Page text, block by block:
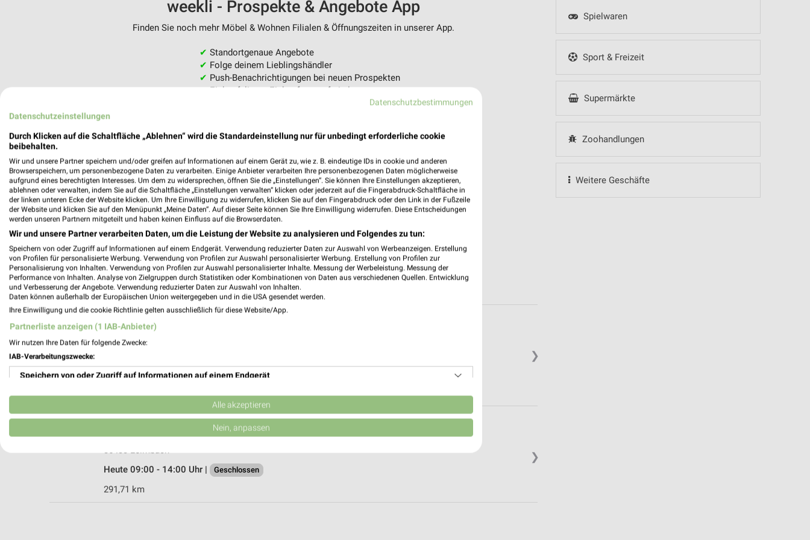
Spielwaren
Sport & Freizeit
Supermärkte
Zoohandlungen
Weitere Geschäfte
weekli - Prospekte & Angebote App
Finden Sie noch mehr Möbel & Wohnen Filialen & Öffnungszeiten in unserer App.
✔ Standortgenaue Angebote
✔ Folge deinem Lieblingshändler
✔ Push-Benachrichtigungen bei neuen Prospekten
✔Einkaufsliste - Einkauf stressfrei planen
❯
JYSK Bad Salzungen
36433 Bad Salzungen
Heute 09:30 - 18:00 Uhr | Geschlossen
❯
Salzunger Str. 115 A
36433 Leimbach
Heute 09:00 - 14:00 Uhr |
Geschlossen
291,71 km
Datenschutzbestimmungen
Datenschutzeinstellungen
Durch Klicken auf die Schaltfläche „Ablehnen“ wird die Standardeinstellung nur für unbedingt erforderliche cookie
beibehalten.
Wir und unsere Partner speichern und/oder greifen auf Informationen auf einem Gerät zu, wie z. B. eindeutige IDs in cookie und anderen
Browserspeichern, um personenbezogene Daten zu verarbeiten. Einige Anbieter verarbeiten Ihre personenbezogenen Daten möglicherweise
aufgrund eines berechtigten Interesses. Um dem zu widersprechen, öffnen Sie die „Einstellungen“. Sie können Ihre Einstellungen akzeptieren,
ablehnen oder verwalten, indem Sie auf die Schaltfläche „Einstellungen verwalten“ klicken oder jederzeit auf die Fingerabdruck-Schaltfläche in
der linken unteren Ecke der Website klicken. Um Ihre Einwilligung zu widerrufen, klicken Sie auf den Fingerabdruck oder den Link in der Fußzeile
der Website und klicken Sie auf den Menüpunkt „Meine Daten“. Auf dieser Seite können Sie Ihre Einwilligung widerrufen. Diese Entscheidungen
werden unseren Partnern mitgeteilt und haben keinen Einfluss auf die Browserdaten.
Wir und unsere Partner verarbeiten Daten, um die Leistung der Website zu analysieren und Folgendes zu tun:
Speichern von oder Zugriff auf Informationen auf einem Endgerät. Verwendung reduzierter Daten zur Auswahl von Werbeanzeigen. Erstellung
von Profilen für personalisierte Werbung. Verwendung von Profilen zur Auswahl personalisierter Werbung. Erstellung von Profilen zur
Personalisierung von Inhalten. Verwendung von Profilen zur Auswahl personalisierter Inhalte. Messung der Werbeleistung. Messung der
Performance von Inhalten. Analyse von Zielgruppen durch Statistiken oder Kombinationen von Daten aus verschiedenen Quellen. Entwicklung
und Verbesserung der Angebote. Verwendung reduzierter Daten zur Auswahl von Inhalten.
Daten können außerhalb der Europäischen Union weitergegeben und in die USA gesendet werden.
Ihre Einwilligung und die cookie Richtlinie gelten ausschließlich für diese Website/App.
Partnerliste anzeigen (1 IAB-Anbieter)
Wir nutzen Ihre Daten für folgende Zwecke:
IAB-Verarbeitungszwecke:
Speichern von oder Zugriff auf Informationen auf einem Endgerät
Verwendung reduzierter Daten zur Auswahl von Werbeanzeigen
Erstellung von Profilen für personalisierte Werbung
Erstellung von Profilen zur Personalisierung von Inhalten
Alle akzeptieren
Nein, anpassen